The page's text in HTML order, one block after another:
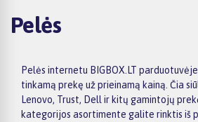
Pelės
Pelės internetu BIGBOX.LT
tinkamą prekę už prieinamą kainą. Čia
Lenovo, Trust, Dell ir kitų gamintojų
kategorijos asortimente galite rinktis iš